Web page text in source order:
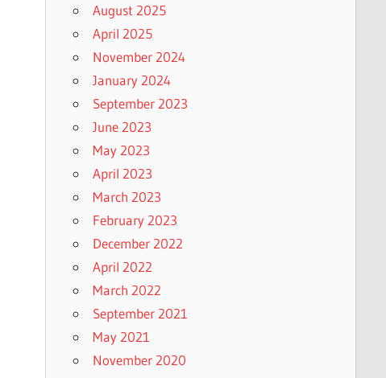
August 2025
April 2025
November 2024
January 2024
September 2023
June 2023
May 2023
April 2023
March 2023
February 2023
December 2022
April 2022
March 2022
September 2021
May 2021
November 2020